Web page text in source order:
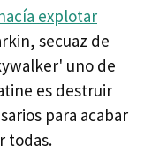
explotar
secuaz de
uno de
es destruir
para acabar
todas.